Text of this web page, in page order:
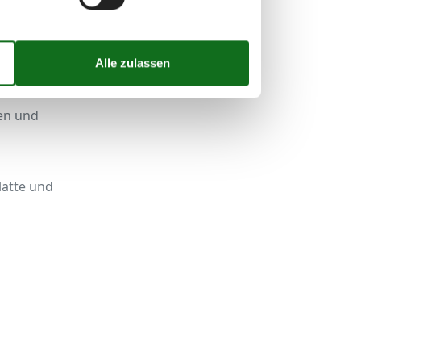
und
und